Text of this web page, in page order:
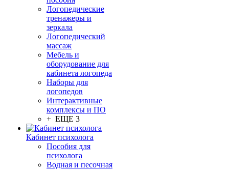
Логопедические
тренажеры и
зеркала
Логопедический
массаж
Мебель и
оборудование для
кабинета логопеда
Наборы для
логопедов
Интерактивные
комплексы и ПО
+ ЕЩЕ 3
Кабинет психолога
Пособия для
психолога
Водная и песочная